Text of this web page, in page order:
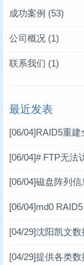
凯文数据恢复
技术文章
服务器数据恢复
硬盘数据恢复
存储卡类恢复
数据库修复
成功案例 (53)
服务器数据恢
数据库修复案例
工控机数据恢
数码数据恢复
DV数据恢复
虚拟机数据恢
小型机数据恢
台式机数据恢
笔记本数据恢
公司概况 (1)
联系我们 (1)
最近发表
[06/04]RAID5重建
[06/04]# FTP无法
[06/04]磁盘阵列信
[06/04]md0
[04/29]沈阳凯文
[04/29]提供各类数